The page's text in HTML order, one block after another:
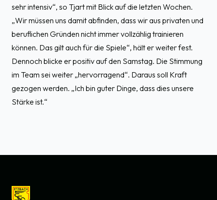
sehr intensiv“, so Tjart mit Blick auf die letzten Wochen.
„Wir müssen uns damit abfinden, dass wir aus privaten und
beruflichen Gründen nicht immer vollzählig trainieren
können. Das gilt auch für die Spiele“, hält er weiter fest.
Dennoch blicke er positiv auf den Samstag. Die Stimmung
im Team sei weiter „hervorragend“. Daraus soll Kraft
gezogen werden. „Ich bin guter Dinge, dass dies unsere
Stärke ist.“